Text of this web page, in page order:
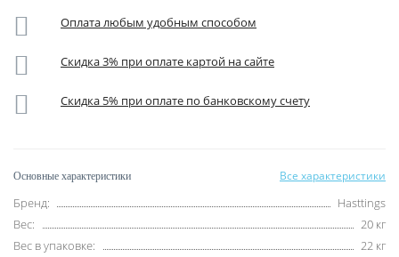
Оплата любым удобным способом
Скидка 3% при оплате картой на сайте
Скидка 5% при оплате по банковскому счету
Основные характеристики Все характеристики
Бренд:
Hasttings
Вес:
20 кг
Вес в упаковке:
22 кг